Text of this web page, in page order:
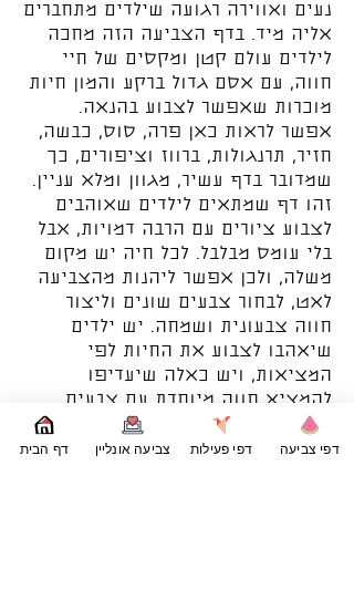
נעים ואווירה רגועה שילדים מתחברים
אליה מיד. בדף הצביעה הזה מחכה
לילדים עולם קטן ומקסים של חיי
חווה, עם אסם גדול ברקע והמון חיות
מוכרות שאפשר לצבוע בהנאה.
אפשר לראות כאן פרה, סוס, כבשה,
חזיר, תרנגולות, ברווז וציפורים, כך
שמדובר בדף עשיר, מגוון ומלא עניין.
זהו דף שמתאים לילדים שאוהבים
לצבוע ציורים עם הרבה דמויות, אבל
בלי עומס מבלבל. לכל חיה יש מקום
משלה, ולכן אפשר ליהנות מהצביעה
לאט, לבחור צבעים שונים וליצור
חווה צבעונית ושמחה. יש ילדים
שיאהבו לצבוע את החיות לפי
המציאות, ויש כאלה שיעדיפו
להמציא חווה מיוחדת עם צבעים
מפתיעים. שתי הדרכים נהדרות, כי
העיקר הוא ההנאה, היצירה והביטוי
דף הבית צביעה אונליין דפי פעילות דפי צביעה